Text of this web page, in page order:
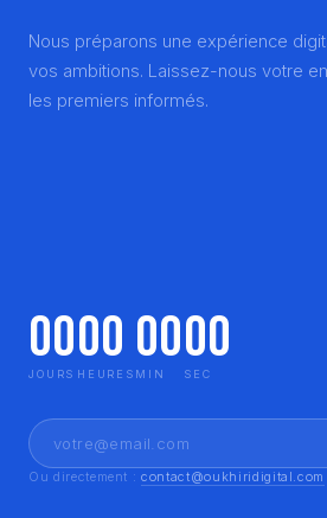
Nous préparons une expérience
vos ambitions. Laissez-nous votre
les premiers informés.
00
JOURS
00
HEURES
00
MIN
00
SEC
Ou directement :contact@oukhiridigital.com